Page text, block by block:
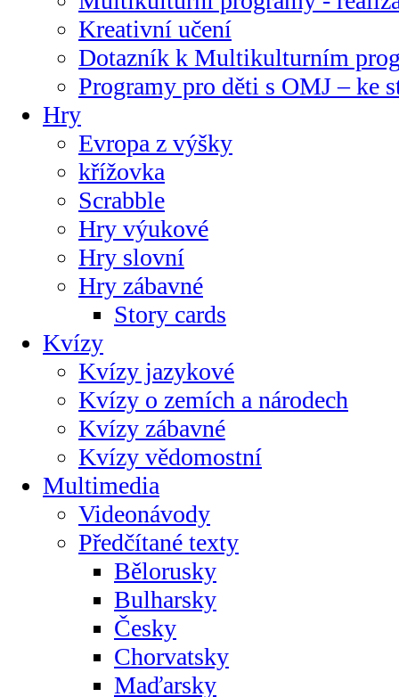
Kreativní učení
Dotazník k Multikulturním
Programy pro děti s OMJ – ke
Hry
Evropa z výšky
křížovka
Scrabble
Hry výukové
Hry slovní
Hry zábavné
Story cards
Kvízy
Kvízy jazykové
Kvízy o zemích a národech
Kvízy zábavné
Kvízy vědomostní
Multimedia
Videonávody
Předčítané texty
Bělorusky
Bulharsky
Česky
Chorvatsky
Maďarsky